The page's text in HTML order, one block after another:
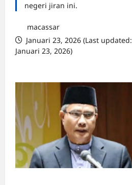
negeri jiran ini.
macassar
Januari 23, 2026 (Last updated:
Januari 23, 2026)